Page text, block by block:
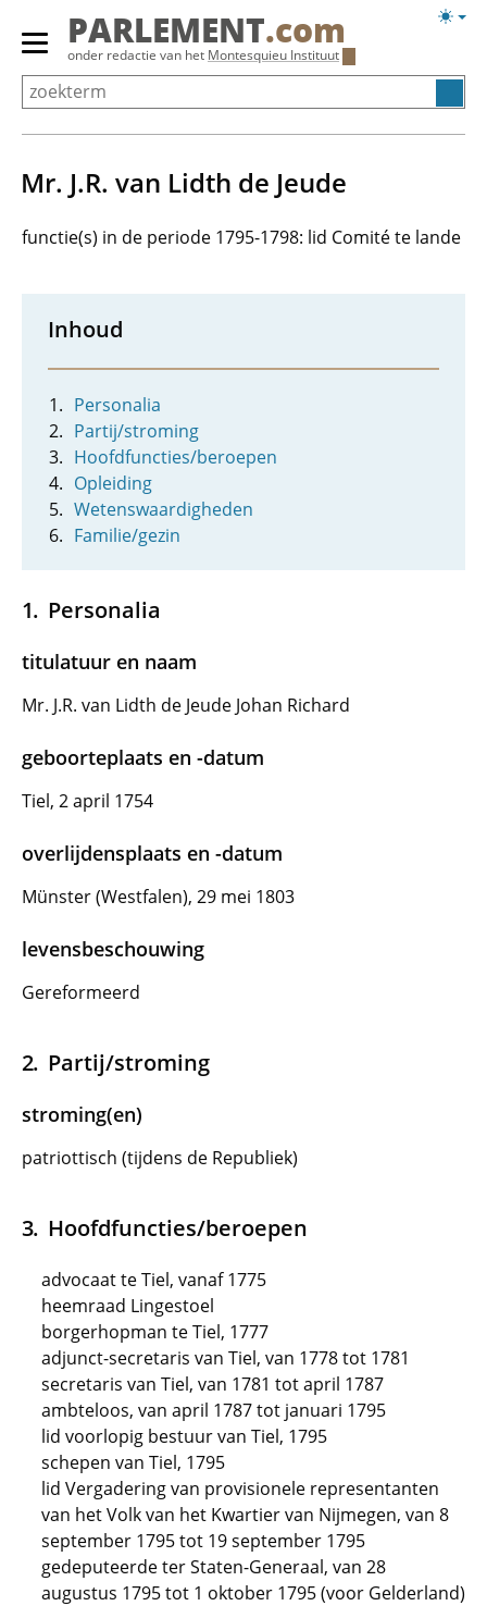
Overslaan
Primair
menu
tonen/verbergen
PARLEMENT.com
onder redactie van het Montesquieu Instituut
Mr. J.R. van Lidth de Jeude
functie(s) in de periode 1795-1798: lid Comité te lande
Inhoud
Personalia
Partij/stroming
Hoofdfuncties/beroepen
Opleiding
Wetenswaardigheden
Familie/gezin
Personalia
titulatuur en naam
Mr. J.R. van Lidth de Jeude Johan Richard
geboorteplaats en -datum
Tiel, 2 april 1754
overlijdensplaats en -datum
Münster (Westfalen), 29 mei 1803
levensbeschouwing
Gereformeerd
Partij/stroming
stroming(en)
patriottisch (tijdens de Republiek)
Hoofdfuncties/beroepen
advocaat te Tiel, vanaf 1775
heemraad Lingestoel
borgerhopman te Tiel, 1777
adjunct-secretaris van Tiel, van 1778 tot 1781
secretaris van Tiel, van 1781 tot april 1787
ambteloos, van april 1787 tot januari 1795
lid voorlopig bestuur van Tiel, 1795
schepen van Tiel, 1795
lid Vergadering van provisionele representanten
van het Volk van het Kwartier van Nijmegen, van 8
september 1795 tot 19 september 1795
gedeputeerde ter Staten-Generaal, van 28
augustus 1795 tot 1 oktober 1795 (voor Gelderland)